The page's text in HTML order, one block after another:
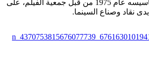
يتوقف منذ افتتاحه وتأسيسه عام 1975 من قبل جمعية الفيلم، على
أيدى نقاد وصناع السينما.